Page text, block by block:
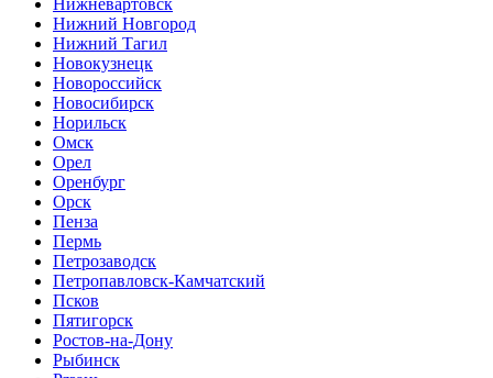
Нижний Новгород
Нижний Тагил
Новокузнецк
Новороссийск
Новосибирск
Норильск
Омск
Орел
Оренбург
Орск
Пенза
Пермь
Петрозаводск
Петропавловск-Камчатский
Псков
Пятигорск
Ростов-на-Дону
Рыбинск